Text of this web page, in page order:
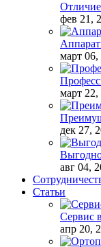
Отличие
фев 21,
март 06,
март 22,
дек 27,
авг 04,
Статьи
Сервис
апр 20,